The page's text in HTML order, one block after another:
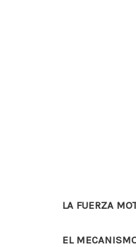
LA FUERZA
EL